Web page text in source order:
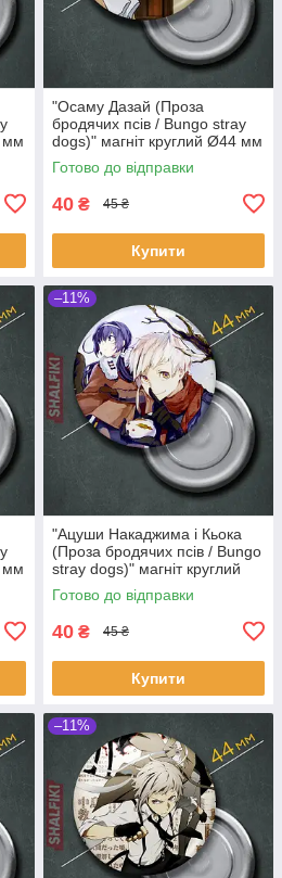
мм
"Осаму Дазай (Проза
бродячих псів / Bungo stray
dogs)" магніт круглий Ø44 мм
Готово до відправки
40 ₴ 45 ₴
Купити
мм
–11%
"Ацуши Накаджима і Кьока
(Проза бродячих псів / Bungo
stray dogs)" магніт круглий
Ø44 мм
Готово до відправки
40 ₴ 45 ₴
Купити
–11%